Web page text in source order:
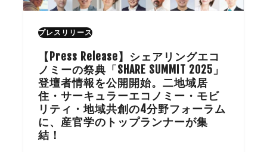
プレスリリース
【Press Release】シェアリングエコ
ノミーの祭典「SHARE SUMMIT 2025」
登壇者情報を公開開始。二地域居
住・サーキュラーエコノミー・モビ
リティ・地域共創の4分野フォーラム
に、産官学のトップランナーが集
結！